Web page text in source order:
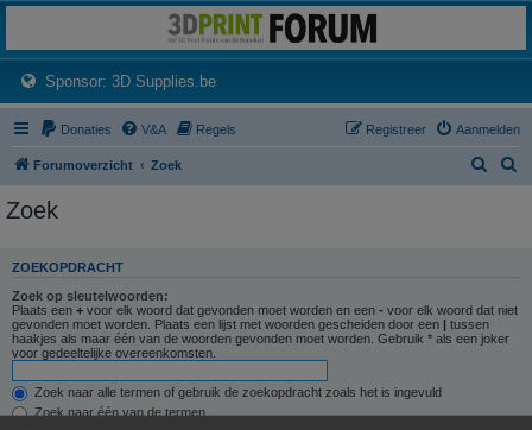
Het 3D print forum van de Benelux na de sluiting van 3dprintforum.nl
Sponsor: 3D Supplies.be(Opens a new tab)
Donaties V&A Regels Aanmelden
Registreer
Forumoverzicht Zoek
Zoek
ZOEKOPDRACHT
Zoek op sleutelwoorden:
Plaats een + voor elk woord dat gevonden moet worden en een - voor elk woord dat niet
gevonden moet worden. Plaats een lijst met woorden gescheiden door een
tussen
haakjes als maar één van de woorden gevonden moet worden. Gebruik * als een joker
voor gedeeltelijke overeenkomsten.
Zoek naar alle termen of gebruik de zoekopdracht zoals het is ingevuld
Zoek naar één van de termen